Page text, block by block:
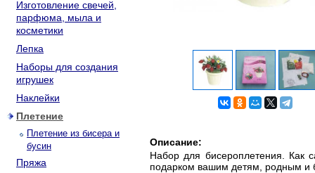
Изготовление свечей,
парфюма, мыла и
косметики
Лепка
Наборы для создания
игрушек
Наклейки
Плетение
Плетение из бисера и
бусин
Пряжа
Описание:
Набор для бисероплетения. Как
подарком вашим детям, родным и